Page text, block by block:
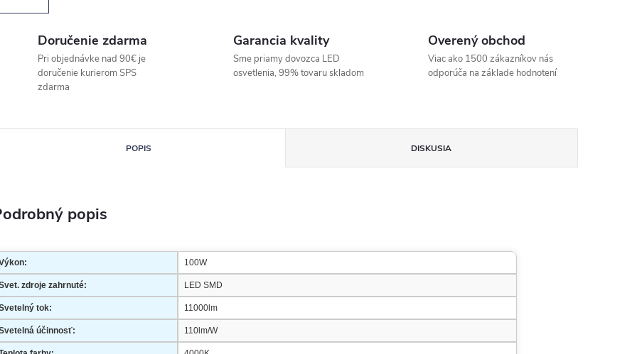
Doručenie zdarma
Pri objednávke nad 90€ je
doručenie kurierom SPS
zdarma
Garancia kvality
Sme priamy dovozca LED
osvetlenia, 99% tovaru skladom
Overený obchod
Viac ako 1500 zákazníkov nás
odporúča na základe hodnotení
POPIS DISKUSIA
popis
100W
zdroje zahrnuté: LED SMD
tok: 11000lm
účinnosť: 110lm/W